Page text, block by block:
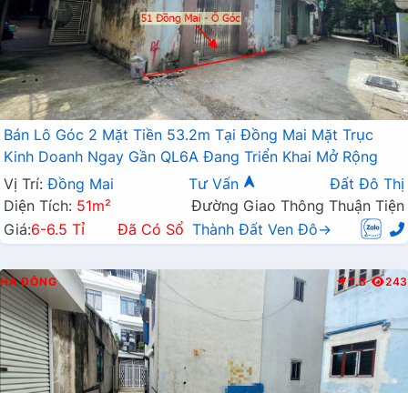
Bán Lô Góc 2 Mặt Tiền 53.2m Tại Đồng Mai Mặt Trục
Kinh Doanh Ngay Gần QL6A Đang Triển Khai Mở Rộng
Vị Trí: Đồng Mai Tư Vấn
Đất Đô Thị
Diện Tích: 51m²
Đường Giao Thông Thuận Tiện
Giá:6-6.5 Tỉ Đã Có Sổ Thành Đất Ven Đô→
HÀ ĐÔNG T.B 243